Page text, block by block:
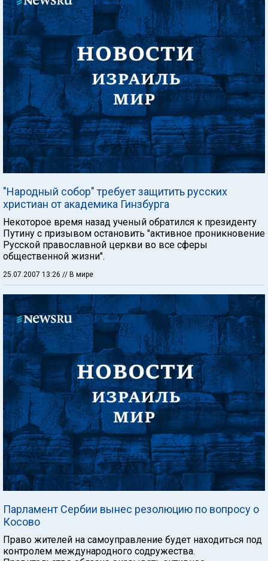
"Народный собор" требует защитить русских
христиан от академика Гинзбурга
Некоторое время назад ученый обратился к президенту
Путину с призывом остановить "активное проникновение
Русской православной церкви во все сферы
общественной жизни".
25.07.2007 13:26 // В мире
Парламент Сербии вынес резолюцию по вопросу о
Косово
Право жителей на самоуправление будет находиться под
контролем международного содружества.